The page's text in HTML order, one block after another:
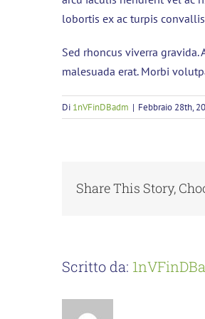
lobortis ex ac turpis
Sed rhoncus viverra
malesuada erat. Morbi
Di 1nVFinDBadm | Febbraio 28th,
Share This Story,
Scritto da: